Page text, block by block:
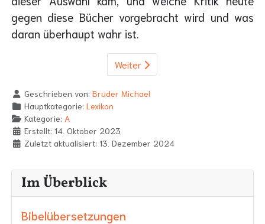
gegen diese Bücher vorgebracht wird und was
daran überhaupt wahr ist.
Weiter
Geschrieben von: Bruder Michael
Hauptkategorie: Lexikon
Kategorie: A
Erstellt: 14. Oktober 2023
Zuletzt aktualisiert: 13. Dezember 2024
Im Überblick
Bibelübersetzungen